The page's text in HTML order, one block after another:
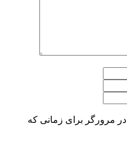
مرورگر برای زمانی که